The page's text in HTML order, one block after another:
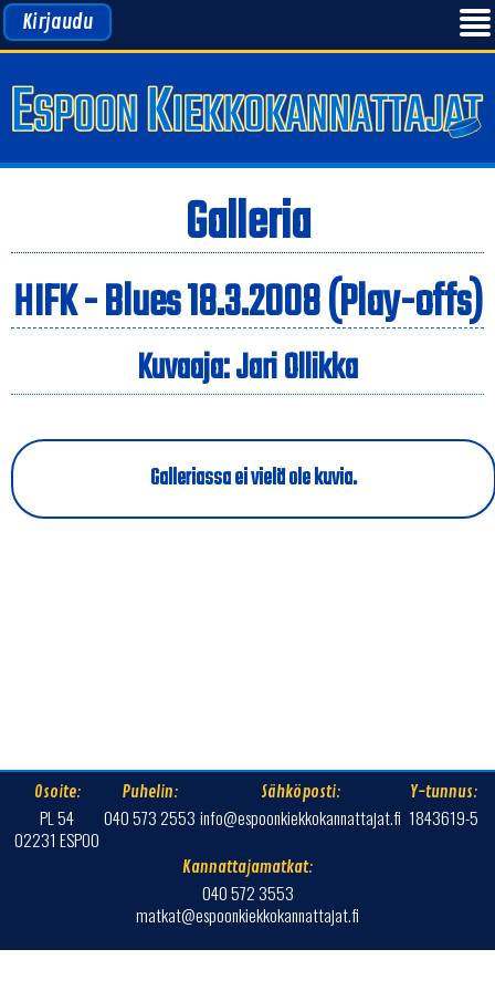
Kirjaudu
Galleria
HIFK - Blues 18.3.2008 (Play-offs)
Kuvaaja: Jari Ollikka
Galleriassa ei vielä ole kuvia.
Osoite:
PL 54
02231 ESPOO
Puhelin:
040 573 2553
Sähköposti:
info@espoonkiekkokannattajat.fi
Y-tunnus:
1843619-5
Kannattajamatkat:
040 572 3553
matkat@espoonkiekkokannattajat.fi